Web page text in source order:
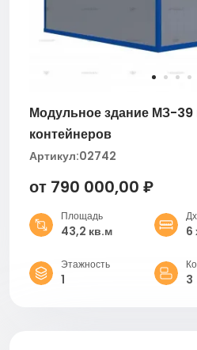
Модульное здание МЗ-39
контейнеров
Артикул:02742
от 790 000,00 ₽
Площадь
43,2 кв.м 6
Этажность
1 3